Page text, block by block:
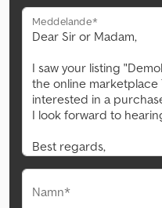
Meddelande*
Namn*